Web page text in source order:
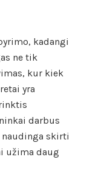
kadangi
ne tik
kur kiek
yra
darbus
skirti
užima daug